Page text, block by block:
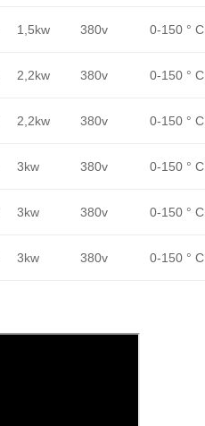
1,5kw 380v 0-150 ° C
2,2kw 380v 0-150 ° C
2,2kw 380v 0-150 ° C
3kw 380v 0-150 ° C
3kw 380v 0-150 ° C
3kw 380v 0-150 ° C